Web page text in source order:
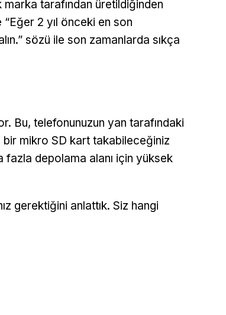
marka tarafından üretildiğinden
2 yıl önceki en son
sözü ile son zamanlarda sıkça
Bu, telefonunuzun yan tarafındaki
mikro SD kart takabileceğiniz
fazla depolama alanı için yüksek
gerektiğini anlattık. Siz hangi